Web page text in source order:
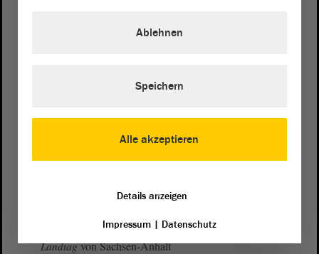
Landtagvon Sachsen-Anhalt
Alle akzeptieren
Ablehnen
Speichern
Details anzeigen
Impressum| Datenschutz